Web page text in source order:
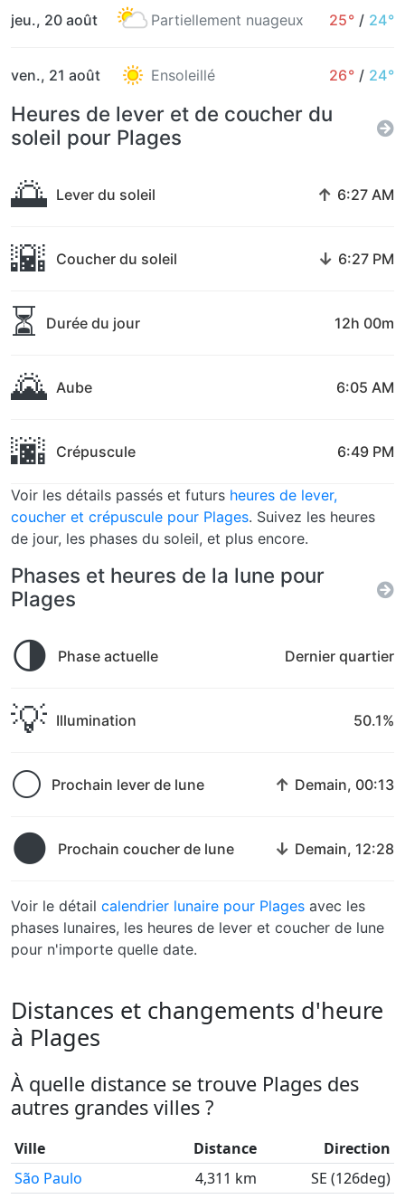
jeu., 20 août Partiellement nuageux 25° / 24°
ven., 21 août Ensoleillé 26° / 24°
Heures de lever et de coucher du
soleil pour Plages
🌅 Lever du soleil ↑ 6:27 AM
🌇 Coucher du soleil ↓ 6:27 PM
⏳ Durée du jour 12h 00m
🌄 Aube 6:05 AM
🌆 Crépuscule 6:49 PM
Voir les détails passés et futurs heures de lever,
coucher et crépuscule pour Plages. Suivez les heures
de jour, les phases du soleil, et plus encore.
Phases et heures de la lune pour
Plages
🌗 Phase actuelle Dernier quartier
💡 Illumination 50.1%
🌕 Prochain lever de lune ↑ Demain, 00:13
🌑 Prochain coucher de lune ↓ Demain, 12:28
Voir le détail calendrier lunaire pour Plages avec les
phases lunaires, les heures de lever et coucher de lune
pour n'importe quelle date.
Distances et changements d'heure
à Plages
À quelle distance se trouve Plages des
autres grandes villes ?
Ville Distance
Direction
São Paulo
4,311 km
SE (126deg)